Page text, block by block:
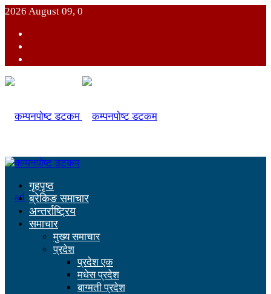
2026 August 09, 0
गृहपृष्ठ
ब्रेकिङ समाचार
अन्तर्राष्ट्रिय
समाचार
मुख्य समाचार
प्रदेश
प्रदेश एक
मधेस प्रदेश
बाग्मती प्रदेश